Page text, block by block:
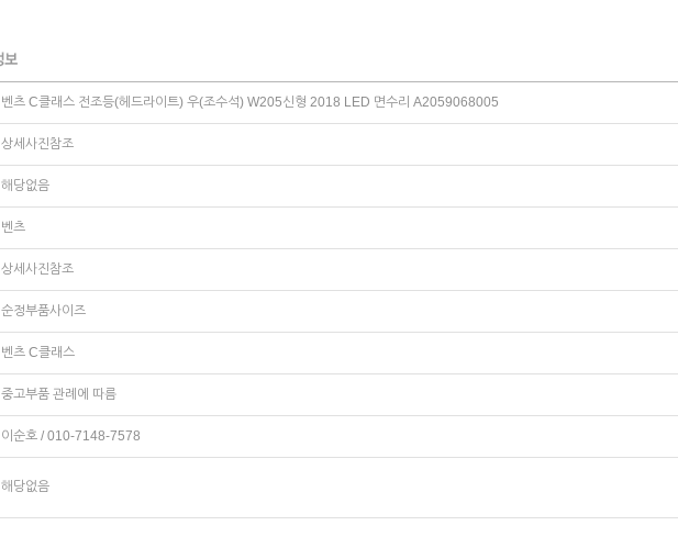
벤츠 C클래스 전조등(헤드라이트) 우(조수석) W205신형 2018 LED 면수리 A2059068005
상세사진참조
해당없음
벤츠
상세사진참조
순정부품사이즈
벤츠 C클래스
중고부품 관례에 따름
이순호 / 010-7148-7578
해당없음